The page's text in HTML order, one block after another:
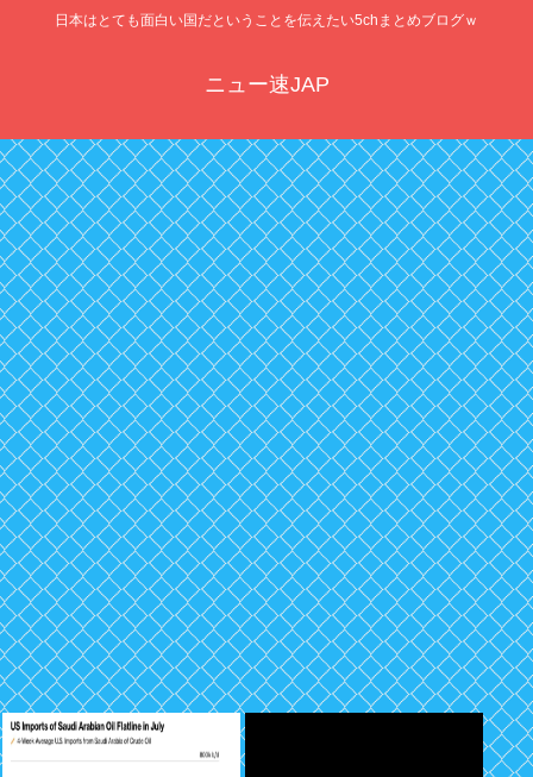
日本はとても面白い国だということを伝えたい5chまとめブログｗ
ニュー速JAP